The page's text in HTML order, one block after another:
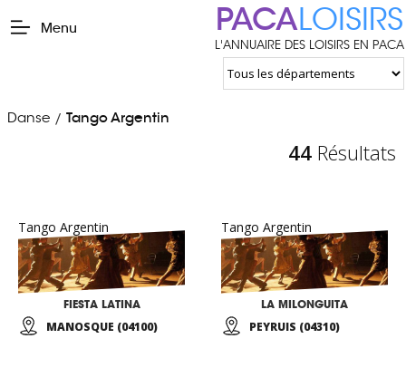
Menu PACALOISIRS
L'ANNUAIRE DES LOISIRS EN PACA
Danse / Tango Argentin
44 Résultats
Tango Argentin
FIESTA LATINA
MANOSQUE (04100)
Tango Argentin
LA MILONGUITA
PEYRUIS (04310)